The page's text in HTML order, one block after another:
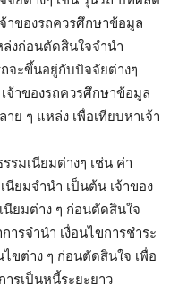
าของรถควรศึกษาข้อมูล
ล่งก่อนตัดสินใจจำนำ
จะขึ้นอยู่กับปัจจัยต่างๆ
เจ้าของรถควรศึกษาข้อมูล
ย ๆ แหล่ง เพื่อเทียบหาเจ้า
รมเนียมต่างๆ เช่น ค่า
นียมจำนำ เป็นต้น เจ้าของ
นียมต่าง ๆ ก่อนตัดสินใจ
การจำนำ เงื่อนไขการชำระ
ขต่าง ๆ ก่อนตัดสินใจ เพื่อ
รเป็นหนี้ระยะยาว